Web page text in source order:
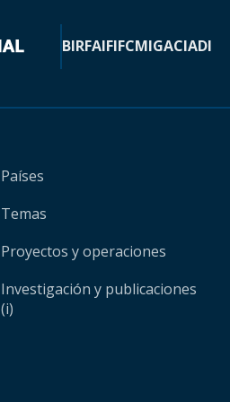
BIRFAIFIFCMIGACIADI
Países
Temas
Proyectos y operaciones
Investigación y publicaciones
(i)